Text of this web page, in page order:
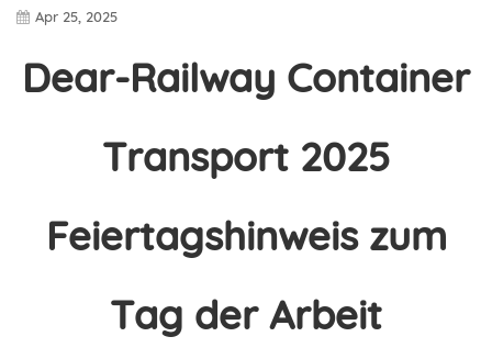
Apr 25, 2025
Dear-Railway Container
Transport 2025
Feiertagshinweis zum
Tag der Arbeit